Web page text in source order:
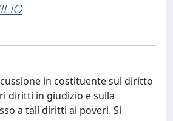
in costituente sul diritto
diritti in giudizio e sulla
a tali diritti ai poveri. Si